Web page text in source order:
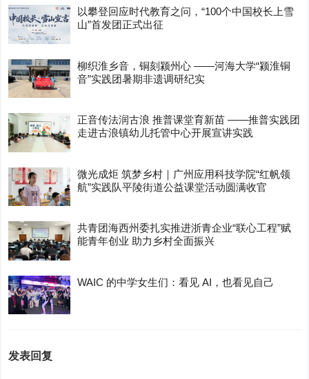
以攀登回应时代教育之问，“100个中国校长上雪
山”首发团正式出征
柳织淮乡音，铜刻颍州心 ——河海大学“颍淮铜
音”实践团暑期非遗调研纪实
正音传法润古浪 推普课堂育新苗 ——推普实践团
走进古浪镇幼儿托管中心开展宣讲实践
微光成炬 筑梦乡村｜广州应用科技学院“红帆领
航”实践队平陵街道公益课堂活动圆满收官
共青团海西州委扎实推进浙青企业“联心工程”赋
能青年创业 助力乡村全面振兴
WAIC 的中学女生们：看见 AI，也看见自己
发表回复